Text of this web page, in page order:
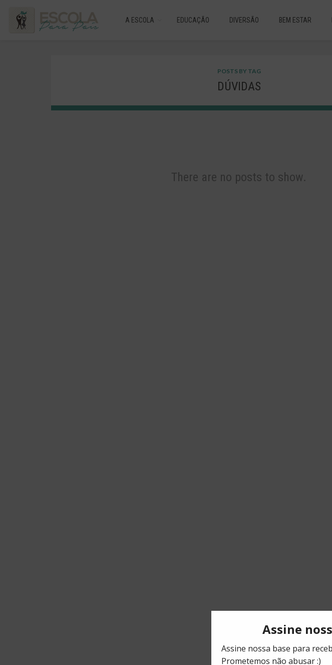
A ESCOLA EDUCAÇÃO DIVERSÃO BEM ESTAR
POSTS BY TAG
DÚVIDAS
There are no posts to show.